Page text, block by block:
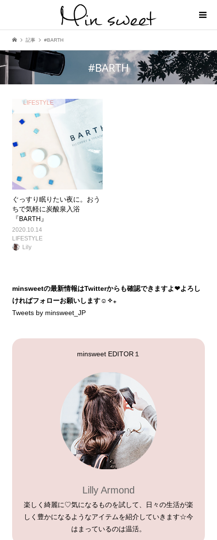
記事 #BARTH
#BARTH
LIFESTYLE
ぐっすり眠りたい夜に。おう
ちで気軽に炭酸泉入浴
『BARTH』
2020.10.14
LIFESTYLE
Lily
minsweetの最新情報はTwitterからも確認できますよ❤︎よろし
ければフォローお願いします☺︎✧₊
Tweets by minsweet_JP
minsweet EDITOR１
Lilly Armond
楽しく綺麗に♡気になるものを試して、日々の生活が楽
しく豊かになるようなアイテムを紹介していきます☆今
はまっているのは温活。